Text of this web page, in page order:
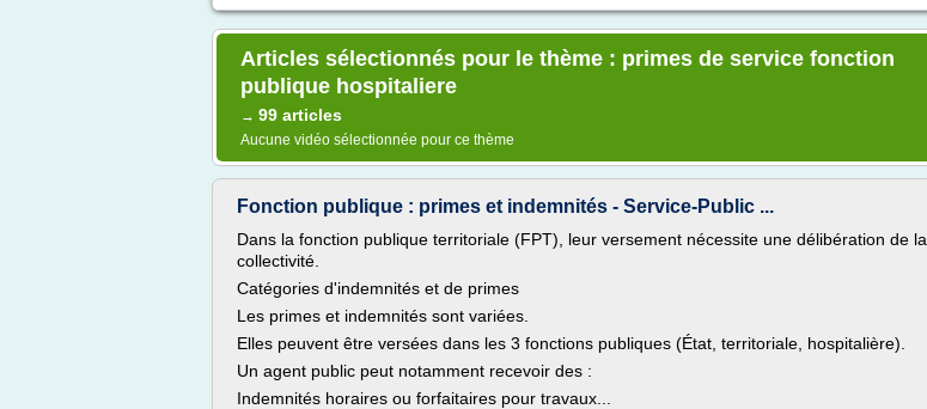
Articles sélectionnés pour le thème : primes de service fonction
publique hospitaliere
→ 99 articles
Aucune vidéo sélectionnée pour ce thème
Fonction publique : primes et indemnités - Service-Public ...
Dans la fonction publique territoriale (FPT), leur versement nécessite une délibération de la
collectivité.
Catégories d'indemnités et de primes
Les primes et indemnités sont variées.
Elles peuvent être versées dans les 3 fonctions publiques (État, territoriale, hospitalière).
Un agent public peut notamment recevoir des :
Indemnités horaires ou forfaitaires pour travaux...